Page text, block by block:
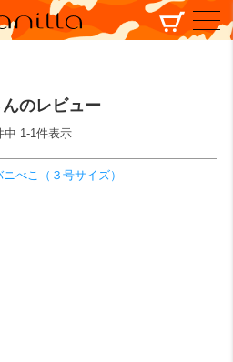
のレビュー
中 1-1件表示
ニべこ（３号サイズ）